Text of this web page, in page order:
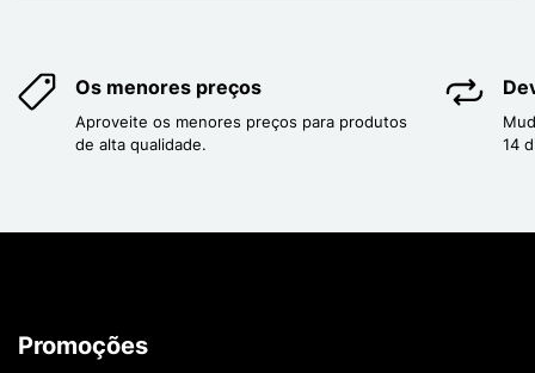
Os menores preços
Aproveite os menores preços para produtos
de alta qualidade.
14
Promoções